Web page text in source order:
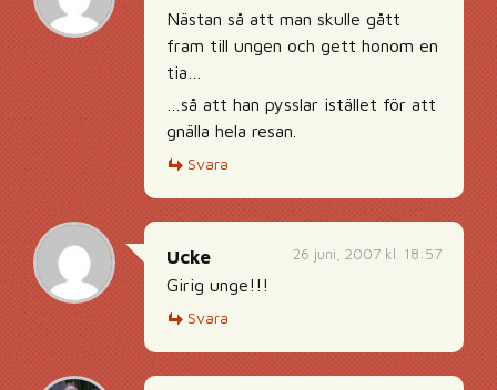
Nästan så att man skulle gått
fram till ungen och gett honom en
tia…
…så att han pysslar istället för att
gnälla hela resan.
Svara
26 juni, 2007 kl. 18:57
Ucke
Girig unge!!!
Svara